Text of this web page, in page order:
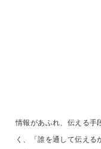
情報があふれ、伝える手
く、「誰を通して伝え